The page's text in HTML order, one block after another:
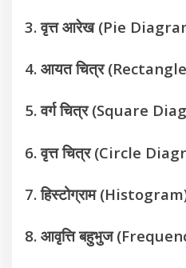
3. वृत्त आरेख (Pie
4. आयत चित्र
5. वर्ग चित्र (Square
6. वृत्त चित्र (Circle
7. हिस्टोग्राम
8. आवृत्ति बहुभुज